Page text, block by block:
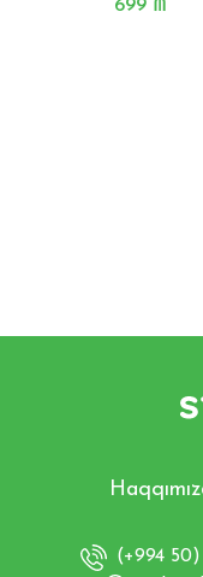
699 ₼
(+994